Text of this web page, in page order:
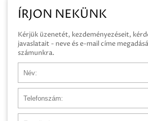
ÍRJON NEKÜNK
Kérjük üzenetét, kezdeményezéseit,
javaslatait - neve és e-mail címe
számunkra.